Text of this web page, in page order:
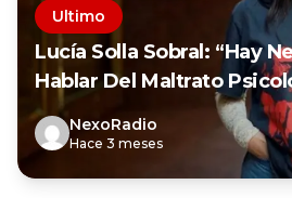
Ultimo
Lucía Solla Sobral: “Hay
Hablar Del Maltrato
NexoRadio
Hace 3 meses